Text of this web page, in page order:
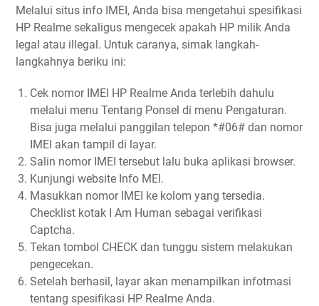
Melalui situs info IMEI, Anda bisa mengetahui spesifikasi
HP Realme sekaligus mengecek apakah HP milik Anda
legal atau illegal. Untuk caranya, simak langkah-
langkahnya beriku ini:
Cek nomor IMEI HP Realme Anda terlebih dahulu
melalui menu Tentang Ponsel di menu Pengaturan.
Bisa juga melalui panggilan telepon *#06# dan nomor
IMEI akan tampil di layar.
Salin nomor IMEI tersebut lalu buka aplikasi browser.
Kunjungi website Info MEI.
Masukkan nomor IMEI ke kolom yang tersedia.
Checklist kotak I Am Human sebagai verifikasi
Captcha.
Tekan tombol CHECK dan tunggu sistem melakukan
pengecekan.
Setelah berhasil, layar akan menampilkan infotmasi
tentang spesifikasi HP Realme Anda.